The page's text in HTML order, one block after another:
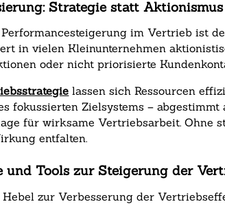
Strategie statt
im Vertrieb ist
in vielen Kleinunternehmen
oder nicht priorisierte
lassen sich Ressourcen
fokussierten Zielsystems –
für wirksame Vertriebsarbeit. Ohne
entfalten.
und Tools zur Steigerung der
zur Verbesserung der